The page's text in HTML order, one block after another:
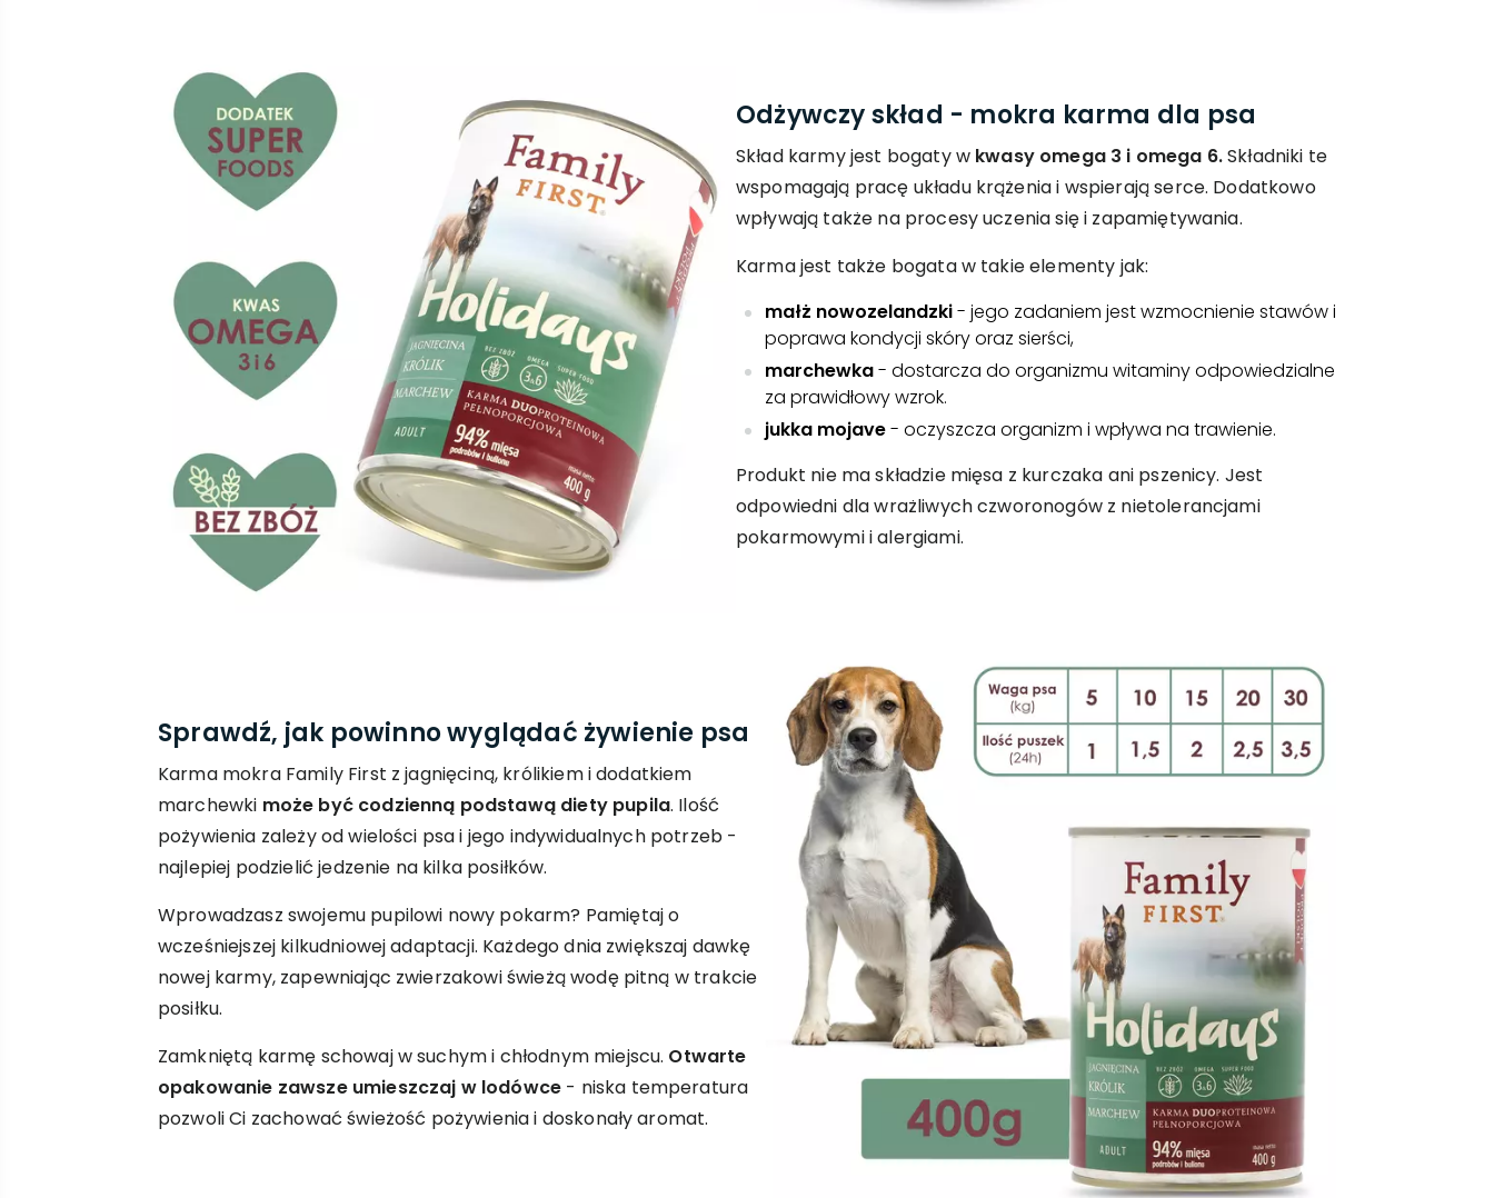
Odżywczy skład - mokra karma dla psa
Skład karmy jest bogaty w kwasy omega 3 i omega 6.Składniki te
wspomagają pracę układu krążenia i wspierają serce. Dodatkowo
wpływają także na procesy uczenia się i zapamiętywania.
Karma jest także bogata w takie elementy jak:
małż nowozelandzki- jego zadaniem jest wzmocnienie stawów i
poprawa kondycji skóry oraz sierści,
marchewka- dostarcza do organizmu witaminy odpowiedzialne
za prawidłowy wzrok.
jukka mojave- oczyszcza organizm i wpływa na trawienie.
Produkt nie ma składzie mięsa z kurczaka ani pszenicy. Jest
odpowiedni dla wrażliwych czworonogów z nietolerancjami
pokarmowymi i alergiami.
Sprawdź, jak powinno wyglądać żywienie psa
Karma mokra Family First z jagnięciną, królikiem i dodatkiem
marchewki może być codzienną podstawą diety pupila. Ilość
pożywienia zależy od wielości psa i jego indywidualnych potrzeb -
najlepiej podzielić jedzenie na kilka posiłków.
Wprowadzasz swojemu pupilowi nowy pokarm? Pamiętaj o
wcześniejszej kilkudniowej adaptacji. Każdego dnia zwiększaj dawkę
nowej karmy, zapewniając zwierzakowi świeżą wodę pitną w trakcie
posiłku.
Zamkniętą karmę schowaj w suchym i chłodnym miejscu. Otwarte
opakowanie zawsze umieszczaj w lodówce - niska temperatura
pozwoli Ci zachować świeżość pożywienia i doskonały aromat.